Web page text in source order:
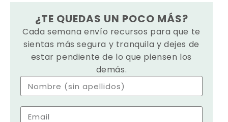
¿TE QUEDAS UN POCO MÁS?
Cada semana envío recursos para que te
sientas más segura y tranquila y dejes de
estar pendiente de lo que piensen los
demás.